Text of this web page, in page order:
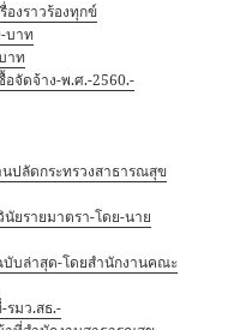
งราวร้องทุกข์
บาท
าท
จัดจ้าง-พ.ศ.-2560.-
ปลัดกระทรวงสาธารณสุข
ยรายมาตรา-โดย-นาย
บล่าสุด-โดยสำนักงานคณะ
รมว.สธ.-